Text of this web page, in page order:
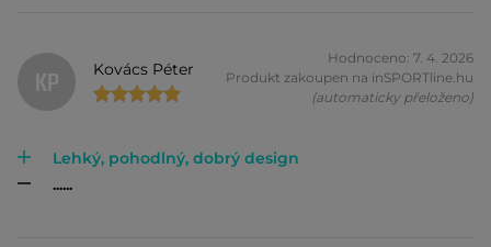
KP Kovács Péter
Hodnoceno: 7. 4. 2026
Produkt zakoupen na inSPORTline.hu
(automaticky přeloženo)
Lehký, pohodlný, dobrý design
......